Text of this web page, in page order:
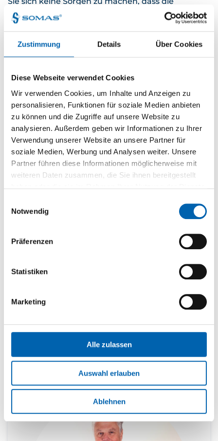
Zustimmung Details Über Cookies
Diese Webseite verwendet Cookies
Wir verwenden Cookies, um Inhalte und Anzeigen zu
personalisieren, Funktionen für soziale Medien anbieten
zu können und die Zugriffe auf unsere Website zu
analysieren. Außerdem geben wir Informationen zu Ihrer
Verwendung unserer Website an unsere Partner für
soziale Medien, Werbung und Analysen weiter. Unsere
Partner führen diese Informationen möglicherweise mit
weiteren Daten zusammen, die Sie ihnen bereitgestellt
Notwendig
Präferenzen
Statistiken
Marketing
Alle zulassen
Auswahl erlauben
Ablehnen
Armaturen Verschleißanzeichen oder
Undichtigkeiten aufweisen. Sie eignen sich auch
für hohe Strömungsgeschwindigkeiten und für
und Klappenscheibe einfach durchtrennt werden.
Somas Regel- und Absperrklappen sind in
mehreren Größen und mit verschiedenen
Werkstoffkombinationen erhältlich, sodass Sie
auch für Ihre Anwendung genau den richtigen Typ
finden. Außerdem stehen Ihnen zur Steuerung
verschiedene Stellantriebe zur Auswahl, entweder
pneumatischem Stellantrieb und Stellungsregler.
kostengünstigste Wahl für Regel- und Auf/Zu-
Anwendungen. Damit erhalten Sie eine Armatur,
anpassungsfähig ist. Somas hält Informationen für
Absperrklappen Ihre Anwendung optimieren